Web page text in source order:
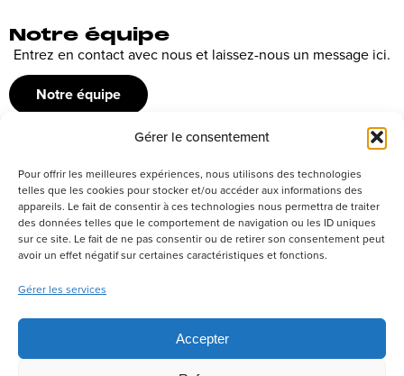
Gérer le consentement
Pour offrir les meilleures expériences, nous utilisons des technologies
telles que les cookies pour stocker et/ou accéder aux informations des
appareils. Le fait de consentir à ces technologies nous permettra de traiter
des données telles que le comportement de navigation ou les ID uniques
sur ce site. Le fait de ne pas consentir ou de retirer son consentement peut
avoir un effet négatif sur certaines caractéristiques et fonctions.
Gérer les services
Accepter
Notre équipe
Entrez en contact avec nous et laissez-nous un message ici.
Notre équipe
Recrutement
Découvrez nos offres d’emploi ou envoyez votre candidature
spontanée
Postuler